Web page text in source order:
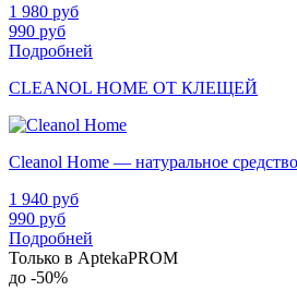
1 980 руб
990 руб
Подробней
CLEANOL HOME ОТ КЛЕЩЕЙ
Cleanol Home — натуральное
1 940 руб
990 руб
Подробней
Только в AptekaPROM
до -50%